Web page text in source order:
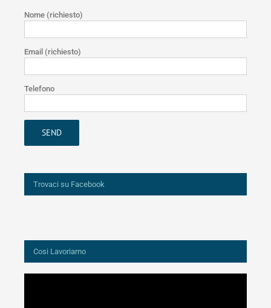
Nome (richiesto)
Email (richiesto)
Telefono
Trovaci su Facebook
Cosi Lavoriamo